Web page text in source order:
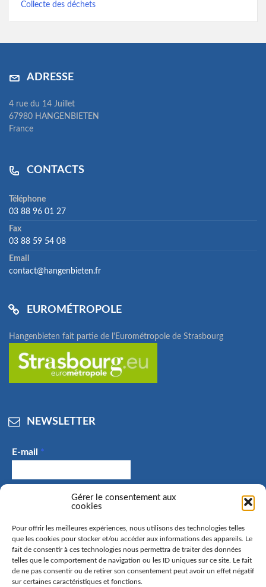
Gérer le consentement aux
cookies
Pour offrir les meilleures expériences, nous utilisons des technologies telles
que les cookies pour stocker et/ou accéder aux informations des appareils. Le
fait de consentir à ces technologies nous permettra de traiter des données
telles que le comportement de navigation ou les ID uniques sur ce site. Le fait
de ne pas consentir ou de retirer son consentement peut avoir un effet négatif
sur certaines caractéristiques et fonctions.
Collecte des déchets
ADRESSE
4 rue du 14 Juillet
67980 HANGENBIETEN
France
CONTACTS
Téléphone
03 88 96 01 27
Fax
03 88 59 54 08
Email
contact@hangenbieten.fr
EUROMÉTROPOLE
Hangenbieten fait partie de l'Eurométropole de Strasbourg
NEWSLETTER
E-mail *
J'accepte de recevoir des e-mails et confirme avoir
pris connaissance de la politique de confidentialité.
La commune de Hangenbieten collecte votre adresse mail
afin de vous envoyer notre lettre d’information. Vous